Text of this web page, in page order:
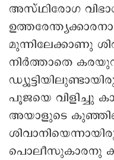
അസ്ഥിരോഗ
മുന്നിലേക്കാണു
നിർത്താതെ
പൂജയെ വിളിച്ചു
അയാളുടെ
പൊലീസുകാരനു